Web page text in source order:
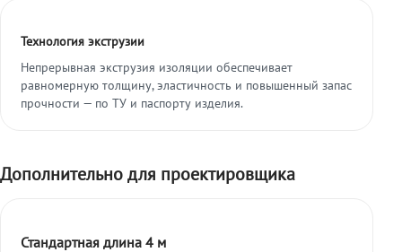
Технология экструзии
Непрерывная экструзия изоляции обеспечивает
равномерную толщину, эластичность и повышенный запас
прочности — по ТУ и паспорту изделия.
Дополнительно для проектировщика
Стандартная длина 4 м